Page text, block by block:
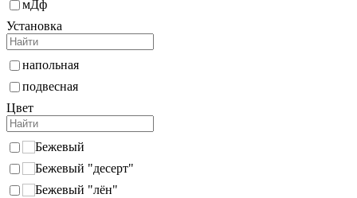
мДф
Установка
напольная
подвесная
Цвет
Бежевый
Бежевый "десерт"
Бежевый "лён"